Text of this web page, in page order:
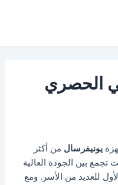
الحصري
يونيفرسال من أكثر
تجمع بين الجودة العالية
للعديد من الأسر. ومع